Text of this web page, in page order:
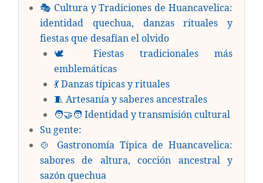
🎭 Cultura y Tradiciones de Huancavelica:
identidad quechua, danzas rituales y
fiestas que desafían el olvido
🕊️ Fiestas tradicionales más
emblemáticas
💃 Danzas típicas y rituales
🧵 Artesanía y saberes ancestrales
🧑‍🤝‍🧑 Identidad y transmisión cultural
Su gente:
🍲 Gastronomía Típica de Huancavelica:
sabores de altura, cocción ancestral y
sazón quechua